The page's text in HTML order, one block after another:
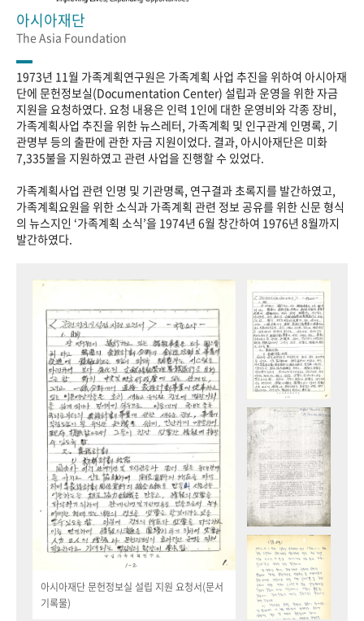
아시아재단
The Asia Foundation
1973년 11월 가족계획연구원은 가족계획 사업 추진을 위하여 아시아재
단에 문헌정보실(Documentation Center) 설립과 운영을 위한 자금
지원을 요청하였다. 요청 내용은 인력 1인에 대한 운영비와 각종 장비,
가족계획사업 추진을 위한 뉴스레터, 가족계획 및 인구관계 인명록, 기
관명부 등의 출판에 관한 자금 지원이었다. 결과, 아시아재단은 미화
7,335불을 지원하였고 관련 사업을 진행할 수 있었다.
가족계획사업 관련 인명 및 기관명록, 연구결과 초록지를 발간하였고,
가족계획요원을 위한 소식과 가족계획 관련 정보 공유를 위한 신문 형식
의 뉴스지인 ‘가족계획 소식’을 1974년 6월 창간하여 1976년 8월까지
발간하였다.
아시아재단 문헌정보실 설립 지원 요청서(문서
기록물)